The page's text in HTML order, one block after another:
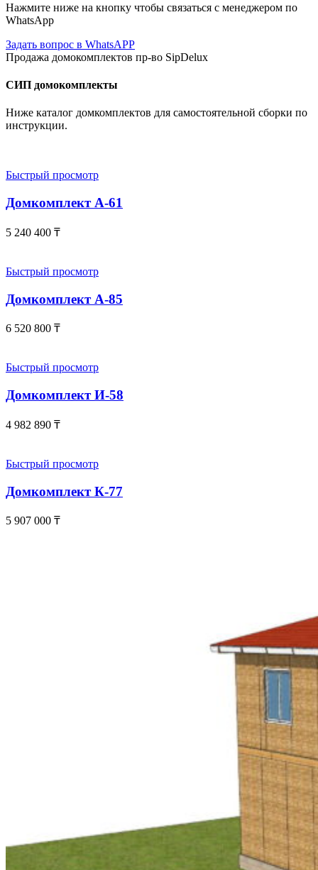
Нажмите ниже на кнопку чтобы связаться с менеджером по
WhatsApp
Задать вопрос в WhatsAPP
Продажа домокомплектов пр-во SipDelux
СИП домокомплекты
Ниже каталог домкомплектов для самостоятельной сборки по
инструкции.
Быстрый просмотр
Домкомплект А-61
5 240 400 ₸
Быстрый просмотр
Домкомплект А-85
6 520 800 ₸
Быстрый просмотр
Домкомплект И-58
4 982 890 ₸
Быстрый просмотр
Домкомплект К-77
5 907 000 ₸